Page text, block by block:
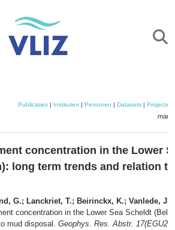
Publicaties| Instituten | Personen | Datasets| Projecten
concentration in the Lower
long term trends and relation
G.; Lanckriet, T.; Beirinckx, K.; Vanlede, J.;
concentration in the Lower Sea Scheldt
mud disposal. Geophys. Res. Abstr.